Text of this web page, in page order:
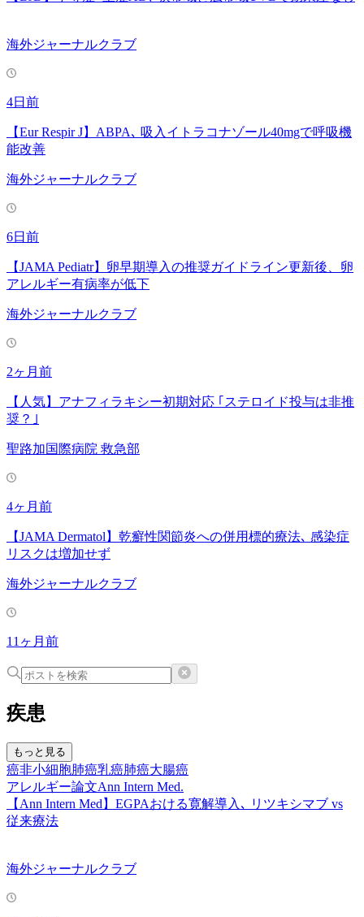
海外ジャーナルクラブ
4日前
【Eur Respir J】ABPA､ 吸入イトラコナゾール40mgで呼吸機
能改善
海外ジャーナルクラブ
6日前
【JAMA Pediatr】卵早期導入の推奨ガイドライン更新後、卵
アレルギー有病率が低下
海外ジャーナルクラブ
2ヶ月前
【人気】アナフィラキシー初期対応 ｢ステロイド投与は非推
奨？｣
聖路加国際病院 救急部
4ヶ月前
【JAMA Dermatol】乾癬性関節炎への併用標的療法､ 感染症
リスクは増加せず
海外ジャーナルクラブ
11ヶ月前
疾患
もっと見る
癌非小細胞肺癌乳癌肺癌大腸癌
アレルギー論文Ann Intern Med.
【Ann Intern Med】EGPAおける寛解導⼊､ リツキシマブ vs
従来療法
海外ジャーナルクラブ